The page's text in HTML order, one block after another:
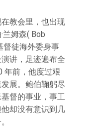
教会里，也出现
兰姆森( Bob
督徒海外委身事
讲，足迹遍布全
年前，他度过艰
展。鲍伯鞠躬尽
督的事业，事工
却没有意识到几